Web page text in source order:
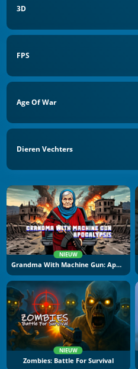
3D
FPS
Age Of War
Dieren Vechters
NIEUW
Grandma With Machine Gun: Apocalypsis
NIEUW
Zombies: Battle For Survival